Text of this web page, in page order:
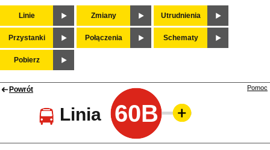
Linie Zmiany Utrudnienia
Przystanki Połączenia Schematy
Pobierz
Powrót
Linia 60B
Pomoc